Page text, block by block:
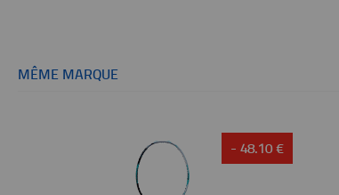
MÊME MARQUE
- 48.10 €